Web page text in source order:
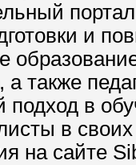
и
а также
подход в
в
на сайте